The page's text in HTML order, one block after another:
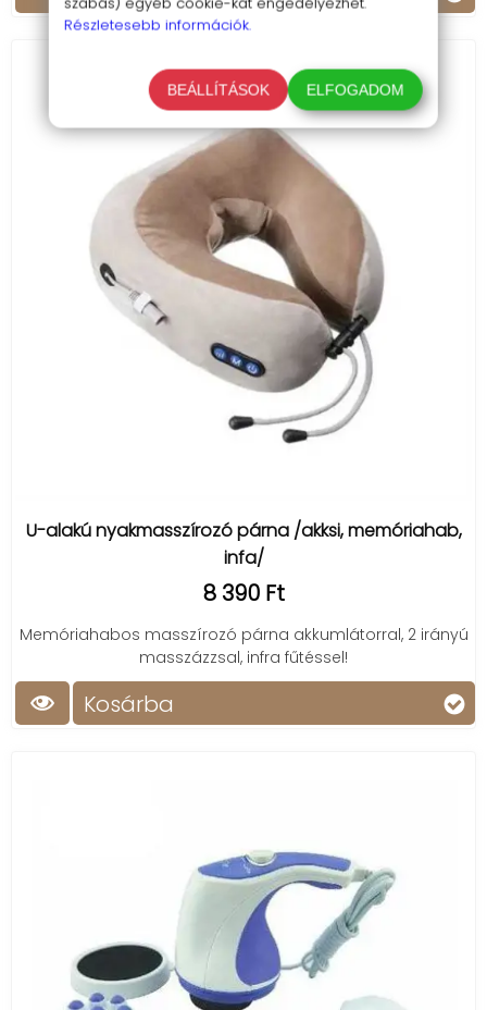
U-alakú nyakmasszírozó párna /akksi, memóriahab,
infa/
8 390 Ft
Memóriahabos masszírozó párna akkumlátorral, 2 irányú
masszázzsal, infra fűtéssel!
Kosárba
Részletesebb információk.
BEÁLLÍTÁSOK ELFOGADOM